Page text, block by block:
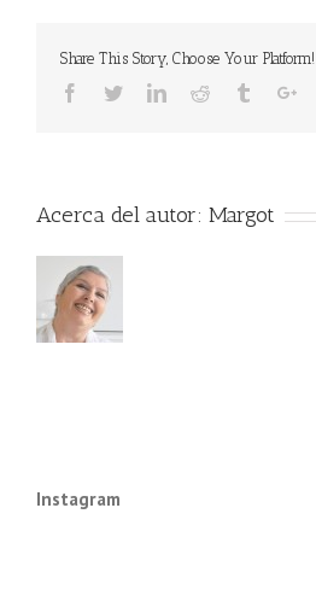
Share This Story, Choose Your Platform!
Acerca del autor: Margot
Instagram